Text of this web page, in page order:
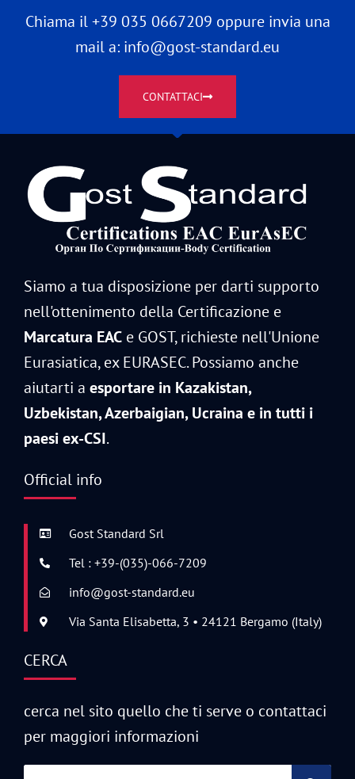
Chiama il +39 035 0667209 oppure invia una
mail a: info@gost-standard.eu
CONTATTACI
Siamo a tua disposizione per darti supporto
nell'ottenimento della Certificazione e
Marcatura EAC e GOST, richieste nell'Unione
Eurasiatica, ex EURASEC. Possiamo anche
aiutarti a esportare in Kazakistan,
Uzbekistan, Azerbaigian, Ucraina e in tutti i
paesi ex-CSI.
Official info
Gost Standard Srl
Tel : +39-(035)-066-7209
info@gost-standard.eu
Via Santa Elisabetta, 3 • 24121 Bergamo (Italy)
CERCA
cerca nel sito quello che ti serve o contattaci
per maggiori informazioni